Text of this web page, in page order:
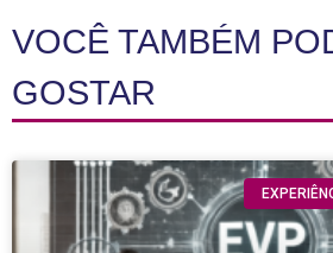
VOCÊ TAMBÉM
GOSTAR